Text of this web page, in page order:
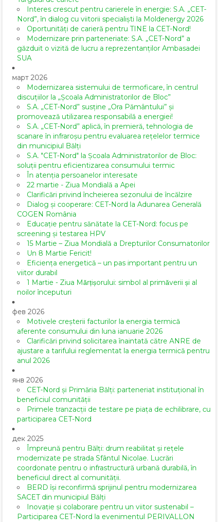
Interes crescut pentru carierele în energie: S.A. „CET-
Nord”, în dialog cu viitorii specialiști la Moldenergy 2026
Oportunități de carieră pentru TINE la CET-Nord!
Modernizare prin parteneriate: S.A. „CET-Nord” a
găzduit o vizită de lucru a reprezentanților Ambasadei
SUA
март 2026
Modernizarea sistemului de termoficare, în centrul
discuțiilor la „Școala Administratorilor de Bloc”
S.A. „CET-Nord” susține „Ora Pământului” și
promovează utilizarea responsabilă a energiei!
S.A. „CET-Nord” aplică, în premieră, tehnologia de
scanare în infraroșu pentru evaluarea rețelelor termice
din municipiul Bălți
S.A. "CET-Nord" la Școala Administratorilor de Bloc:
soluții pentru eficientizarea consumului termic
În atenția persoanelor interesate
22 martie - Ziua Mondială a Apei
Clarificări privind încheierea sezonului de încălzire
Dialog și cooperare: CET-Nord la Adunarea Generală
COGEN România
Educație pentru sănătate la CET-Nord: focus pe
screening și testarea HPV
15 Martie – Ziua Mondială a Drepturilor Consumatorilor
Un 8 Martie Fericit!
Eficiența energetică – un pas important pentru un
viitor durabil
1 Martie - Ziua Mărțișorului: simbol al primăverii și al
noilor începuturi
фев 2026
Motivele creșterii facturilor la energia termică
aferente consumului din luna ianuarie 2026
Clarificări privind solicitarea înaintată către ANRE de
ajustare a tarifului reglementat la energia termică pentru
anul 2026
янв 2026
CET-Nord și Primăria Bălți: parteneriat instituțional în
beneficiul comunității
Primele tranzacții de testare pe piața de echilibrare, cu
participarea CET-Nord
дек 2025
Împreună pentru Bălți: drum reabilitat și rețele
modernizate pe strada Sfântul Nicolae. Lucrări
coordonate pentru o infrastructură urbană durabilă, în
beneficiul direct al comunității.
BERD își reconfirmă sprijinul pentru modernizarea
SACET din municipiul Bălți
Inovație și colaborare pentru un viitor sustenabil –
Participarea CET-Nord la evenimentul PERIVALLON